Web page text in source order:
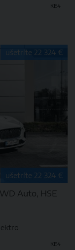
KE4
ušetríte 22 324 €
ušetríte 22 324 €
Auto, HSE
KE4